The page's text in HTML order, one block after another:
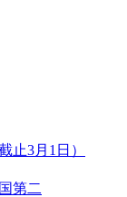
止3月1日）
第二